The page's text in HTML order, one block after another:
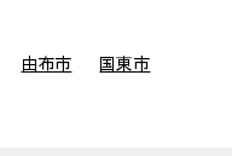
由布市
国東市